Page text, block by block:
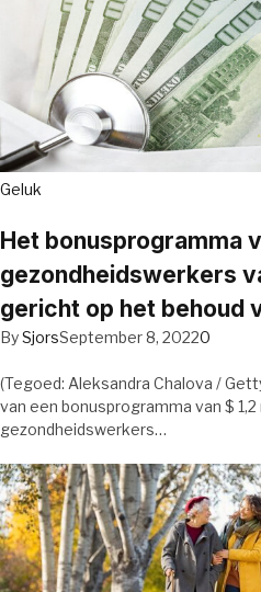
Geluk
Het bonusprogramma
gezondheidswerkers
gericht op het behoud
BySjorsSeptember 8, 20220
(Tegoed: Aleksandra Chalova /
van een bonusprogramma van $
gezondheidswerkers…